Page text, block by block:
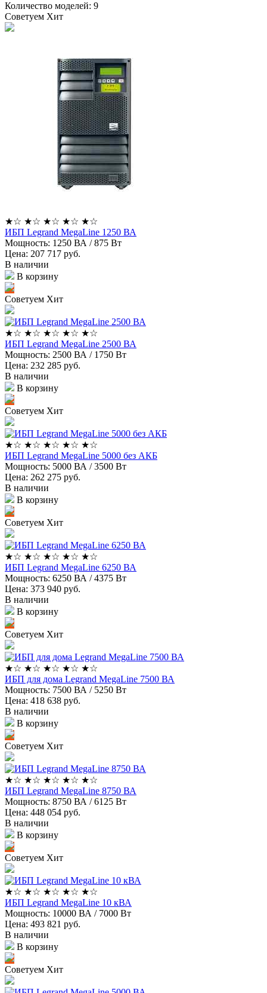
Количество моделей: 9
Советуем Хит
★☆ ★☆ ★☆ ★☆ ★☆
ИБП Legrand MegaLine 1250 ВА
Мощность: 1250 ВА / 875 Вт
Цена: 207 717 руб.
В наличии
В корзину
Советуем Хит
★☆ ★☆ ★☆ ★☆ ★☆
ИБП Legrand MegaLine 2500 ВА
Мощность: 2500 ВА / 1750 Вт
Цена: 232 285 руб.
В наличии
В корзину
Советуем Хит
★☆ ★☆ ★☆ ★☆ ★☆
ИБП Legrand MegaLine 5000 без АКБ
Мощность: 5000 ВА / 3500 Вт
Цена: 262 275 руб.
В наличии
В корзину
Советуем Хит
★☆ ★☆ ★☆ ★☆ ★☆
ИБП Legrand MegaLine 6250 ВА
Мощность: 6250 ВА / 4375 Вт
Цена: 373 940 руб.
В наличии
В корзину
Советуем Хит
★☆ ★☆ ★☆ ★☆ ★☆
ИБП для дома Legrand MegaLine 7500 ВА
Мощность: 7500 ВА / 5250 Вт
Цена: 418 638 руб.
В наличии
В корзину
Советуем Хит
★☆ ★☆ ★☆ ★☆ ★☆
ИБП Legrand MegaLine 8750 ВА
Мощность: 8750 ВА / 6125 Вт
Цена: 448 054 руб.
В наличии
В корзину
Советуем Хит
★☆ ★☆ ★☆ ★☆ ★☆
ИБП Legrand MegaLine 10 кВА
Мощность: 10000 ВА / 7000 Вт
Цена: 493 821 руб.
В наличии
В корзину
Советуем Хит